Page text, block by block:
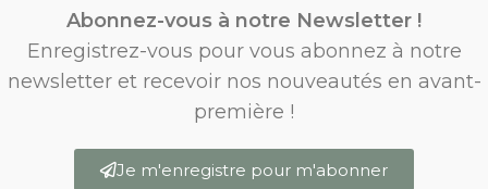
Abonnez-vous à notre Newsletter !
Enregistrez-vous pour vous abonnez à notre
newsletter et recevoir nos nouveautés en avant-
première !
Je m'enregistre pour m'abonner